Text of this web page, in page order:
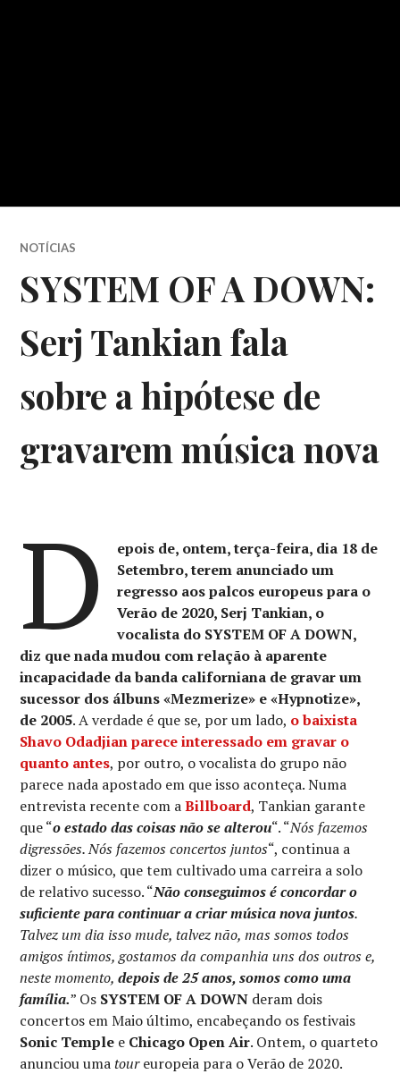
NOTÍCIAS
SYSTEM OF A DOWN:
Serj Tankian fala
sobre a hipótese de
gravarem música nova
D
epois de, ontem, terça-feira, dia 18 de
Setembro, terem anunciado um
regresso aos palcos europeus para o
Verão de 2020, Serj Tankian, o
vocalista do SYSTEM OF A DOWN,
diz que nada mudou com relação à aparente
incapacidade da banda californiana de gravar um
sucessor dos álbuns «Mezmerize» e «Hypnotize»,
de 2005. A verdade é que se, por um lado, o baixista
Shavo Odadjian parece interessado em gravar o
quanto antes, por outro, o vocalista do grupo não
parece nada apostado em que isso aconteça. Numa
entrevista recente com aBillboard, Tankian garante
que “o estado das coisas não se alterou“. “Nós fazemos
digressões. Nós fazemos concertos juntos“, continua a
dizer o músico, que tem cultivado uma carreira a solo
de relativo sucesso. “Não conseguimos é concordar o
suficiente para continuar a criar música nova juntos.
Talvez um dia isso mude, talvez não, mas somos todos
amigos íntimos, gostamos da companhia uns dos outros e,
neste momento,depois de 25 anos, somos como uma
família.” Os SYSTEM OF A DOWN deram dois
concertos em Maio último, encabeçando os festivais
Sonic Temple e Chicago Open Air. Ontem, o quarteto
anunciou umatoureuropeia para o Verão de 2020.